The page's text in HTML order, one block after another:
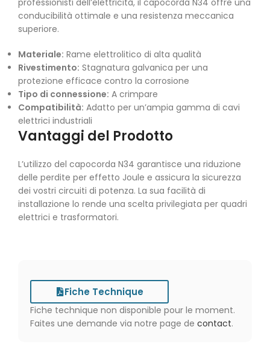
conducibilità ottimale e una resistenza meccanica
superiore.
Materiale: Rame elettrolitico di alta qualità
Rivestimento: Stagnatura galvanica per una
protezione efficace contro la corrosione
Tipo di connessione: A crimpare
Compatibilità: Adatto per un’ampia gamma di cavi
elettrici industriali
Vantaggi del Prodotto
L’utilizzo del capocorda N34 garantisce una riduzione
delle perdite per effetto Joule e assicura la sicurezza
dei vostri circuiti di potenza. La sua facilità di
installazione lo rende una scelta privilegiata per quadri
elettrici e trasformatori.
Fiche Technique
Fiche technique non disponible pour le moment.
Faites une demande via notre page de contact.